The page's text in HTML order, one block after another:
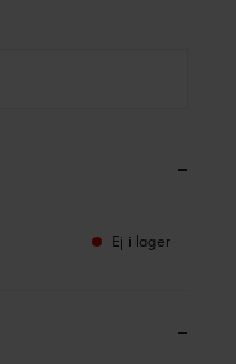
–
Ej i lager
–